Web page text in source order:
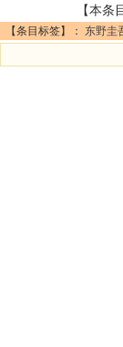
【本条
【条目标签】： 东野圭